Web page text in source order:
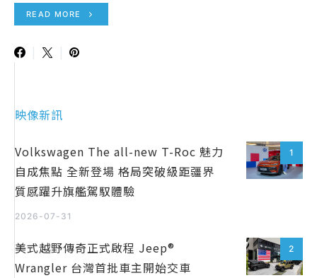
READ MORE
映像新訊
1
Volkswagen The all-new T-Roc 魅力
自成焦點 全新登場 格局突破級距疆界
質感躍升旗艦駕馭體驗
2026-07-31
2
美式越野傳奇正式啟程 Jeep®
Wrangler 台灣首批車主開始交車